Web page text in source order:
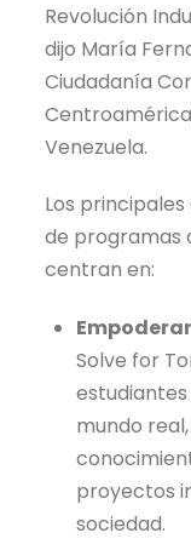
Revolución
dijo María
Ciudadanía
Venezuela.
Los
de programas
centran en:
Solve for
mundo
proyectos
sociedad.